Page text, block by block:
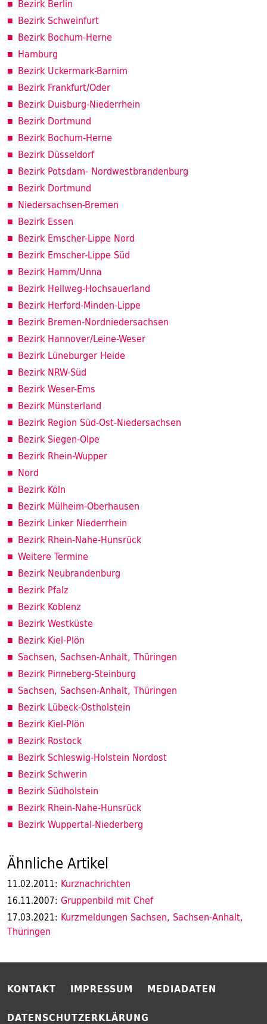
Bezirk Berlin
Bezirk Schweinfurt
Bezirk Bochum-Herne
Hamburg
Bezirk Uckermark-Barnim
Bezirk Frankfurt/Oder
Bezirk Duisburg-Niederrhein
Bezirk Dortmund
Bezirk Bochum-Herne
Bezirk Düsseldorf
Bezirk Potsdam- Nordwestbrandenburg
Bezirk Dortmund
Niedersachsen-Bremen
Bezirk Essen
Bezirk Emscher-Lippe Nord
Bezirk Emscher-Lippe Süd
Bezirk Hamm/Unna
Bezirk Hellweg-Hochsauerland
Bezirk Herford-Minden-Lippe
Bezirk Bremen-Nordniedersachsen
Bezirk Hannover/Leine-Weser
Bezirk Lüneburger Heide
Bezirk NRW-Süd
Bezirk Weser-Ems
Bezirk Münsterland
Bezirk Region Süd-Ost-Niedersachsen
Bezirk Siegen-Olpe
Bezirk Rhein-Wupper
Nord
Bezirk Köln
Bezirk Mülheim-Oberhausen
Bezirk Linker Niederrhein
Bezirk Rhein-Nahe-Hunsrück
Weitere Termine
Bezirk Neubrandenburg
Bezirk Pfalz
Bezirk Koblenz
Bezirk Westküste
Bezirk Kiel-Plön
Sachsen, Sachsen-Anhalt, Thüringen
Bezirk Pinneberg-Steinburg
Sachsen, Sachsen-Anhalt, Thüringen
Bezirk Lübeck-Ostholstein
Bezirk Kiel-Plön
Bezirk Rostock
Bezirk Schleswig-Holstein Nordost
Bezirk Schwerin
Bezirk Südholstein
Bezirk Rhein-Nahe-Hunsrück
Bezirk Wuppertal-Niederberg
Ähnliche Artikel
11.02.2011: Kurznachrichten
16.11.2007: Gruppenbild mit Chef
17.03.2021: Kurzmeldungen Sachsen, Sachsen-Anhalt,
Thüringen
KONTAKT IMPRESSUM
MEDIADATEN
DATENSCHUTZERKLÄRUNG